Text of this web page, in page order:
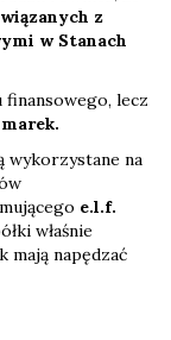
z
w Stanach
lecz
wykorzystane na
e.l.f.
właśnie
mają napędzać